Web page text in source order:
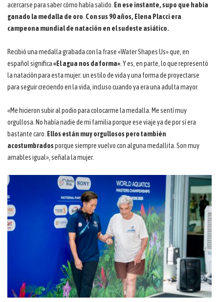
acercarse para saber cómo había salido. En ese instante, supo que había
ganado la medalla de oro Con sus 90 años, Elena Placci era
campeona mundial de natación en el sudeste asiático.
Recibió una medalla grabada con la frase «Water Shapes Us» que, en
español significa«El agua nos da forma» . Y es, en parte, lo que representó
la natación para esta mujer: un estilo de vida y una forma de proyectarse
para seguir creciendo en la vida, incluso cuando ya era una adulta mayor.
«Me hicieron subir al podio para colocarme la medalla. Me sentí muy
orgullosa. No había nadie de mi familia porque ese viaje ya de por sí era
bastante caro. Ellos están muy orgullosos pero también
acostumbradosporque siempre vuelvo con alguna medallita. Son muy
amables igual», señala la mujer.